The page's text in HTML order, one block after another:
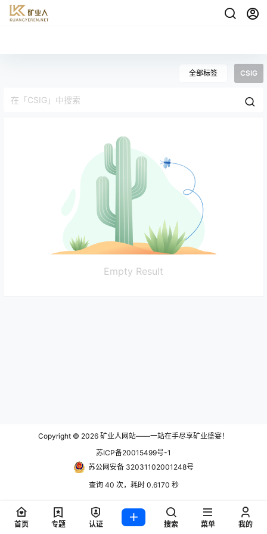
全部标签 CSIG
Empty Result
Copyright © 2026 矿业人网站——一站在手尽享矿业盛宴！
苏ICP备20015499号-1
苏公网安备 32031102001248号
查询 40 次，耗时 0.6170 秒
首页 专题 认证 搜索 菜单 我的